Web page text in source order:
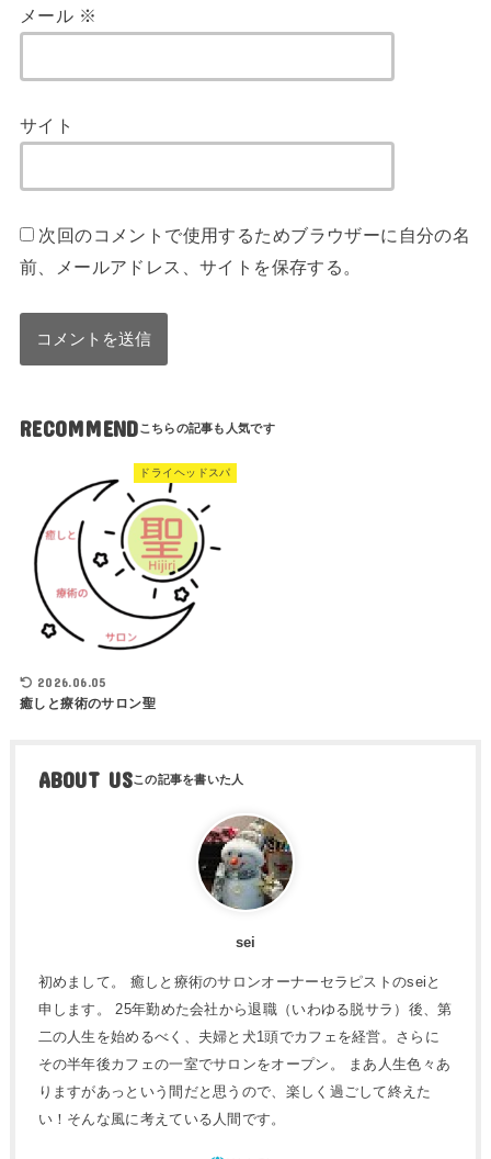
メール ※
サイト
次回のコメントで使用するためブラウザーに自分の名
前、メールアドレス、サイトを保存する。
RECOMMEND
ドライヘッドスパ
2026.06.05
癒しと療術のサロン聖
ABOUT US
sei
初めまして。 癒しと療術のサロンオーナーセラピストのseiと
申します。 25年勤めた会社から退職（いわゆる脱サラ）後、第
二の人生を始めるべく、夫婦と犬1頭でカフェを経営。さらに
その半年後カフェの一室でサロンをオープン。 まあ人生色々あ
りますがあっという間だと思うので、楽しく過ごして終えた
い！そんな風に考えている人間です。